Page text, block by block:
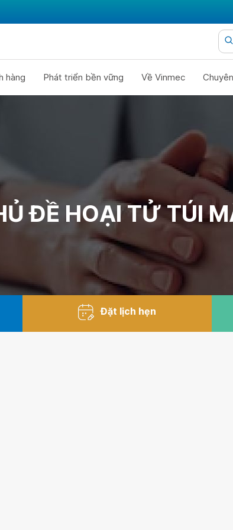
hàng Phát triển bền vững Về Vinmec
ĐỀ HOẠI TỬ TÚI
Đặt lịch hẹn